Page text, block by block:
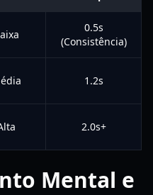
0.5s
(Consistência)
1.2s
2.0s+
Mental e